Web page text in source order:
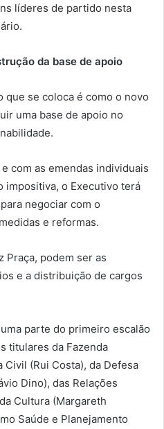
líderes de partido nesta
da base de apoio
que se coloca é como o novo
uma base de apoio no
com as emendas individuais
impositiva, o Executivo terá
negociar com o
e reformas.
Praça, podem ser as
e a distribuição de cargos
parte do primeiro escalão
titulares da Fazenda
Civil (Rui Costa), da Defesa
Dino), das Relações
Cultura (Margareth
Saúde e Planejamento